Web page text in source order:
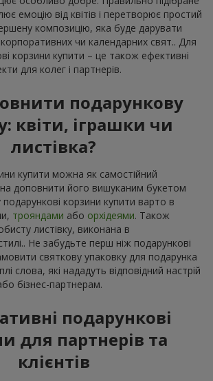
емоцію від квітів і перетворює простий
композицію, яка буде дарувати
корпоративних чи календарних свят.. Для
корзини купити – це також ефективні
для колег і партнерів.
подарункову
квіти, іграшки чи
листівка?
купити можна як самостійний
доповнити його вишуканим букетом
подарункові корзини купити варто в
трояндами або орхідеями. Також
листівку, виконана в
Не забудьте перш ніж подарункові
святкову упаковку для подарунка
слова, які нададуть відповідний настрій
бізнес-партнерам.
подарункові
для партнерів та
клієнтів